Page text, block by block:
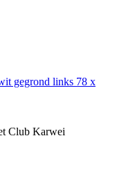
gegrond links 78 x
Club Karwei